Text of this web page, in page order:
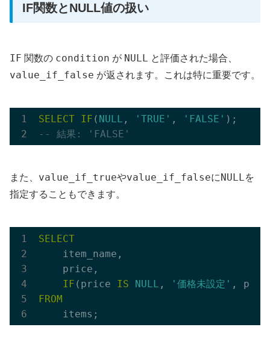
IF関数とNULL値の扱い
IF 関数の condition が NULL と評価された場合、
value_if_false が返されます。これは特に重要です。
SELECT IF ( NULL , 'TRUE' , 'FALSE'
-- 結果: 'FALSE'
また、 value_if_trueやvalue_if_falseにNULLを
指定することもできます。
SELECT
    item_name,
    price,
IF (price IS NULL , '価格未設定' ,
FROM